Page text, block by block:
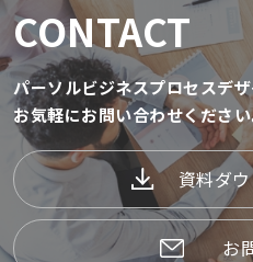
CONTACT
パーソルビジネスプロセスデ
お気軽にお問い合わせくださ
資料ダ
お